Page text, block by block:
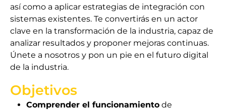
así como a aplicar estrategias de integración con
sistemas existentes. Te convertirás en un actor
clave en la transformación de la industria, capaz de
analizar resultados y proponer mejoras continuas.
Únete a nosotros y pon un pie en el futuro digital
de la industria.
Objetivos
Comprender el funcionamiento de